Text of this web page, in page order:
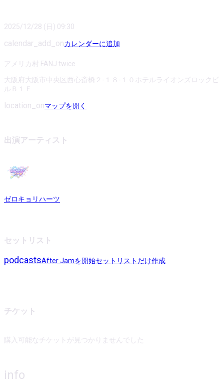
2025/12/28 (日) 09:30
calendar_add_onカレンダーに追加
アメリカ村 FANJ twice
大阪府大阪市中央区西心斎橋２-１８-１０ホテルライオンズロックビ
ルＢ１Ｆ
location_onマップを開く
出演アーティスト
ゼロキョリハーツ
セットリスト
podcastsAfter Jamを開始セットリストだけ作成
チケット
購入可能なチケットが見つかりませんでした
info